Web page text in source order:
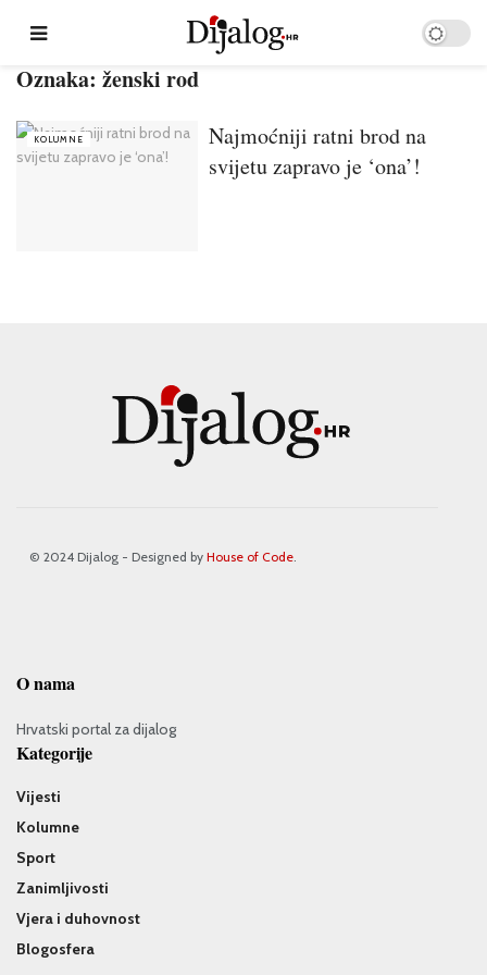
Oznaka: ženski rod
KOLUMNE
Najmoćniji ratni brod na
svijetu zapravo je ‘ona’!
© 2024 Dijalog - Designed by House of Code
O nama
Hrvatski portal za dijalog
Kategorije
Vijesti
Kolumne
Sport
Zanimljivosti
Vjera i duhovnost
Blogosfera